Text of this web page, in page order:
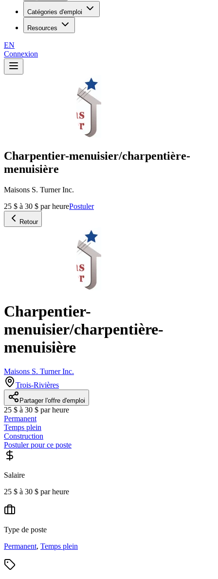
Catégories d'emploi
Resources
EN
Connexion
Charpentier-menuisier/charpentière-
menuisière
Maisons S. Turner Inc.
25 $ à 30 $ par heurePostuler
Retour
Charpentier-
menuisier/charpentière-
menuisière
Maisons S. Turner Inc.
Trois-Rivières
Partager l'offre d'emploi
25 $ à 30 $ par heure
Permanent
Temps plein
Construction
Postuler pour ce poste
Salaire
25 $ à 30 $ par heure
Type de poste
Permanent, Temps plein